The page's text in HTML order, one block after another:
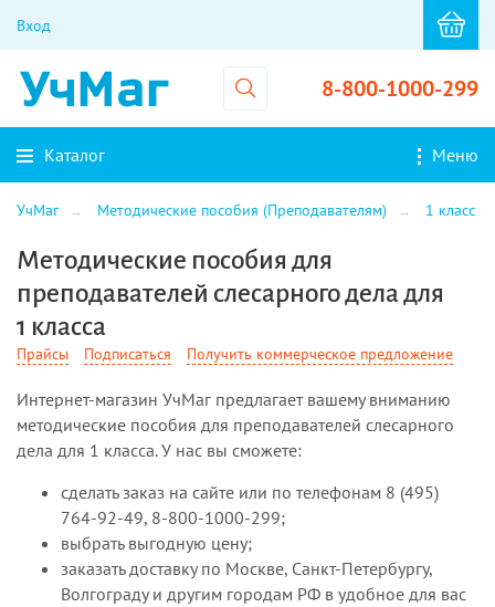
Вход
8-800-1000-299
Каталог Меню
УчМаг Методические пособия (Преподавателям) 1 класс
Методические пособия для
преподавателей слесарного дела для
1 класса
Прайсы Подписаться Получить коммерческое предложение
Интернет-магазин УчМаг предлагает вашему вниманию
методические пособия для преподавателей слесарного
дела для 1 класса. У нас вы сможете:
сделать заказ на сайте или по телефонам 8 (495)
764-92-49, 8-800-1000-299;
выбрать выгодную цену;
заказать доставку по Москве, Санкт-Петербургу,
Волгограду и другим городам РФ в удобное для вас